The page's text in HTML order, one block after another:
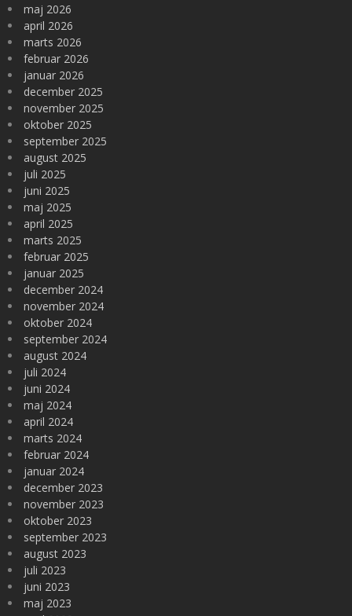
maj 2026
april 2026
marts 2026
februar 2026
januar 2026
december 2025
november 2025
oktober 2025
september 2025
august 2025
juli 2025
juni 2025
maj 2025
april 2025
marts 2025
februar 2025
januar 2025
december 2024
november 2024
oktober 2024
september 2024
august 2024
juli 2024
juni 2024
maj 2024
april 2024
marts 2024
februar 2024
januar 2024
december 2023
november 2023
oktober 2023
september 2023
august 2023
juli 2023
juni 2023
maj 2023